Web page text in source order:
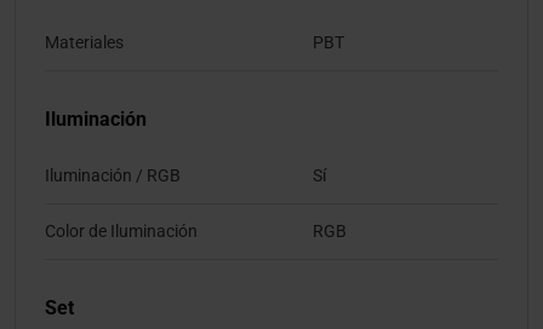
Materiales PBT
Iluminación
Iluminación / RGB Sí
Color de Iluminación RGB
Set